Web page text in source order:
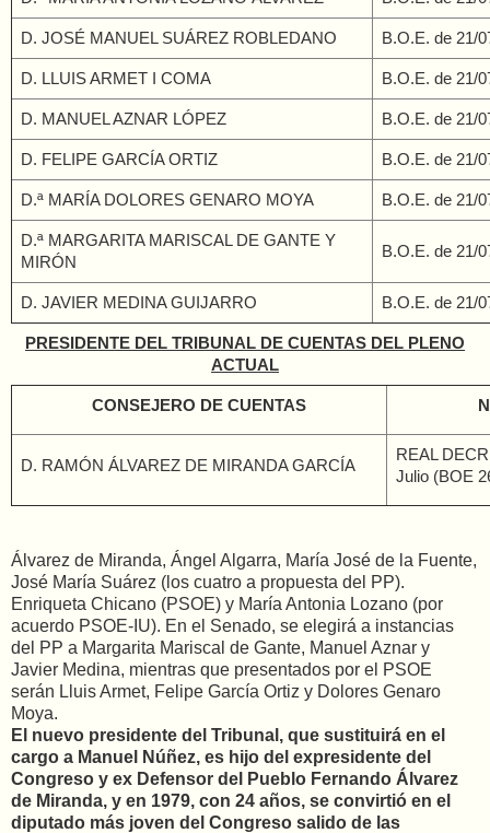
D. JOSÉ MANUEL SUÁREZ ROBLEDANO B.O.E. de 21/
D. LLUIS ARMET I COMA B.O.E. de 21/
D. MANUEL AZNAR LÓPEZ B.O.E. de 21/
D. FELIPE GARCÍA ORTIZ B.O.E. de 21/
D.ª MARÍA DOLORES GENARO MOYA B.O.E. de 21/
D.ª MARGARITA MARISCAL DE GANTE Y
MIRÓN
B.O.E. de 21/
D. JAVIER MEDINA GUIJARRO B.O.E. de 21/
PRESIDENTE DEL TRIBUNAL DE CUENTAS DEL PLENO
ACTUAL
CONSEJERO DE CUENTAS
D. RAMÓN ÁLVAREZ DE MIRANDA GARCÍA
REAL
Julio (BOE
Álvarez de Miranda, Ángel Algarra, María José de la Fuente,
José María Suárez (los cuatro a propuesta del PP).
Enriqueta Chicano (PSOE) y María Antonia Lozano (por
acuerdo PSOE-IU). En el Senado, se elegirá a instancias
del PP a Margarita Mariscal de Gante, Manuel Aznar y
Javier Medina, mientras que presentados por el PSOE
serán Lluis Armet, Felipe García Ortiz y Dolores Genaro
Moya.
El nuevo presidente del Tribunal, que sustituirá en el
cargo a Manuel Núñez, es hijo del expresidente del
Congreso y ex Defensor del Pueblo Fernando Álvarez
de Miranda, y en 1979, con 24 años, se convirtió en el
diputado más joven del Congreso salido de las